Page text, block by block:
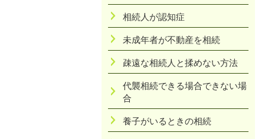
相続人が認知症
未成年者が不動産を相続
疎遠な相続人と揉めない方法
代襲相続できる場合できない場
合
養子がいるときの相続